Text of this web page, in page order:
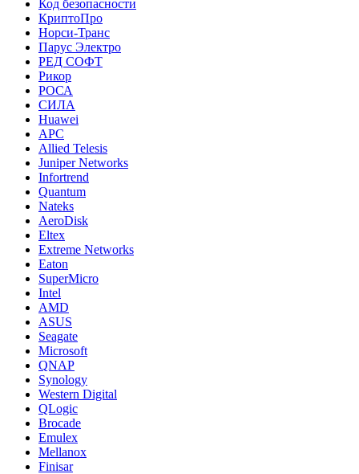
Код безопасности
КриптоПро
Норси-Транс
Парус Электро
РЕД СОФТ
Рикор
РОСА
СИЛА
Huawei
APC
Allied Telesis
Juniper Networks
Infortrend
Quantum
Nateks
AeroDisk
Eltex
Extreme Networks
Eaton
SuperMicro
Intel
AMD
ASUS
Seagate
Microsoft
QNAP
Synology
Western Digital
QLogic
Brocade
Emulex
Mellanox
Finisar